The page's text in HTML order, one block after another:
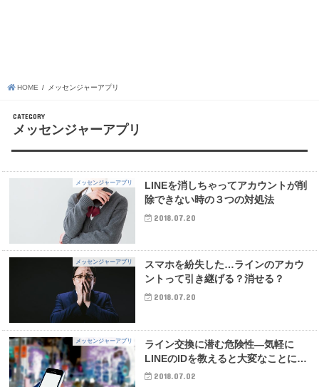
HOME メッセンジャーアプリ
CATEGORY
メッセンジャーアプリ
メッセンジャーアプリ
LINEを消しちゃってアカウントが削
除できない時の３つの対処法
2018.07.20
メッセンジャーアプリ
スマホを紛失した…ラインのアカウ
ントって引き継げる？消せる？
2018.07.20
メッセンジャーアプリ
ライン交換に潜む危険性―気軽に
LINEのIDを教えると大変なことに…
2018.07.02